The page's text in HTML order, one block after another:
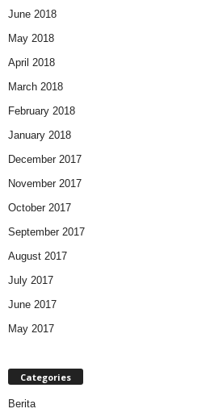
June 2018
May 2018
April 2018
March 2018
February 2018
January 2018
December 2017
November 2017
October 2017
September 2017
August 2017
July 2017
June 2017
May 2017
Categories
Berita